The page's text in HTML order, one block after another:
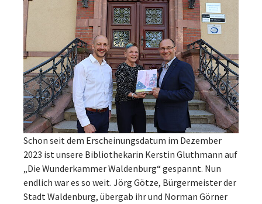
Schon seit dem Erscheinungsdatum im Dezember
2023 ist unsere Bibliothekarin Kerstin Gluthmann auf
„Die Wunderkammer Waldenburg“ gespannt. Nun
endlich war es so weit. Jörg Götze, Bürgermeister der
Stadt Waldenburg, übergab ihr und Norman Görner